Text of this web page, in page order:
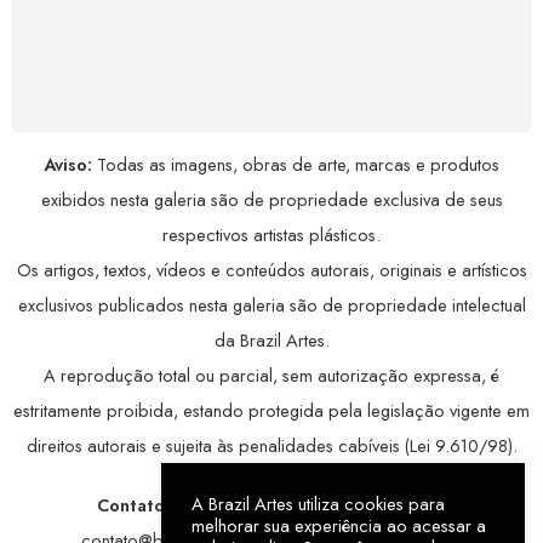
Aviso: Todas as imagens, obras de arte, marcas e produtos
exibidos nesta galeria são de propriedade exclusiva de seus
respectivos artistas plásticos.
Os artigos, textos, vídeos e conteúdos autorais, originais e artísticos
exclusivos publicados nesta galeria são de propriedade intelectual
da Brazil Artes.
A reprodução total ou parcial, sem autorização expressa, é
estritamente proibida, estando protegida pela legislação vigente em
direitos autorais e sujeita às penalidades cabíveis (Lei 9.610/98).
Contatos: WhatsApp:79 9998-1221/ E-mail:
A Brazil Artes utiliza cookies para
melhorar sua experiência ao acessar a